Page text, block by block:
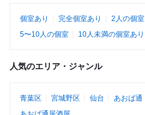
個室あり 完全個室あり 2人の個室
5〜10人の個室
10人未満の個室あり
人気のエリア・ジャンル
青葉区 宮城野区 仙台 あおば通